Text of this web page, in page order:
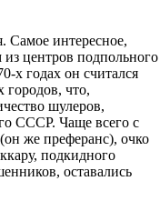
Самое интересное,
центров подпольного
х годах он считался
что,
шулеров,
СССР. Чаще всего с
же преферанс), очко
подкидного
оставались